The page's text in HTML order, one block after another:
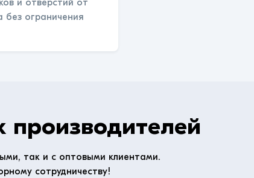
и отверстий от
без ограничения
так и с оптовыми клиентами.
сотрудничеству!